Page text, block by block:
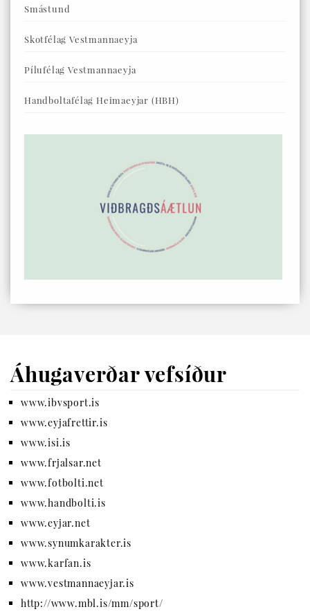
Smástund
Skotfélag Vestmannaeyja
Pílufélag Vestmannaeyja
Handboltafélag Heimaeyjar (HBH)
Áhugaverðar vefsíður
www.ibvsport.is
www.eyjafrettir.is
www.isi.is
www.frjalsar.net
www.fotbolti.net
www.handbolti.is
www.eyjar.net
www.synumkarakter.is
www.karfan.is
www.vestmannaeyjar.is
http://www.mbl.is/mm/sport/